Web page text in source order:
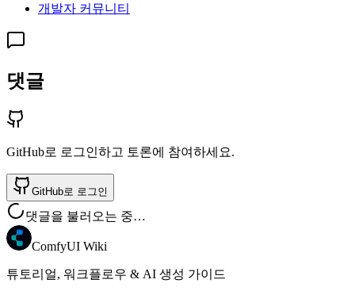
개발자 커뮤니티
댓글
GitHub로 로그인하고 토론에 참여하세요.
GitHub로 로그인
댓글을 불러오는 중…
ComfyUI Wiki
튜토리얼, 워크플로우 & AI 생성 가이드